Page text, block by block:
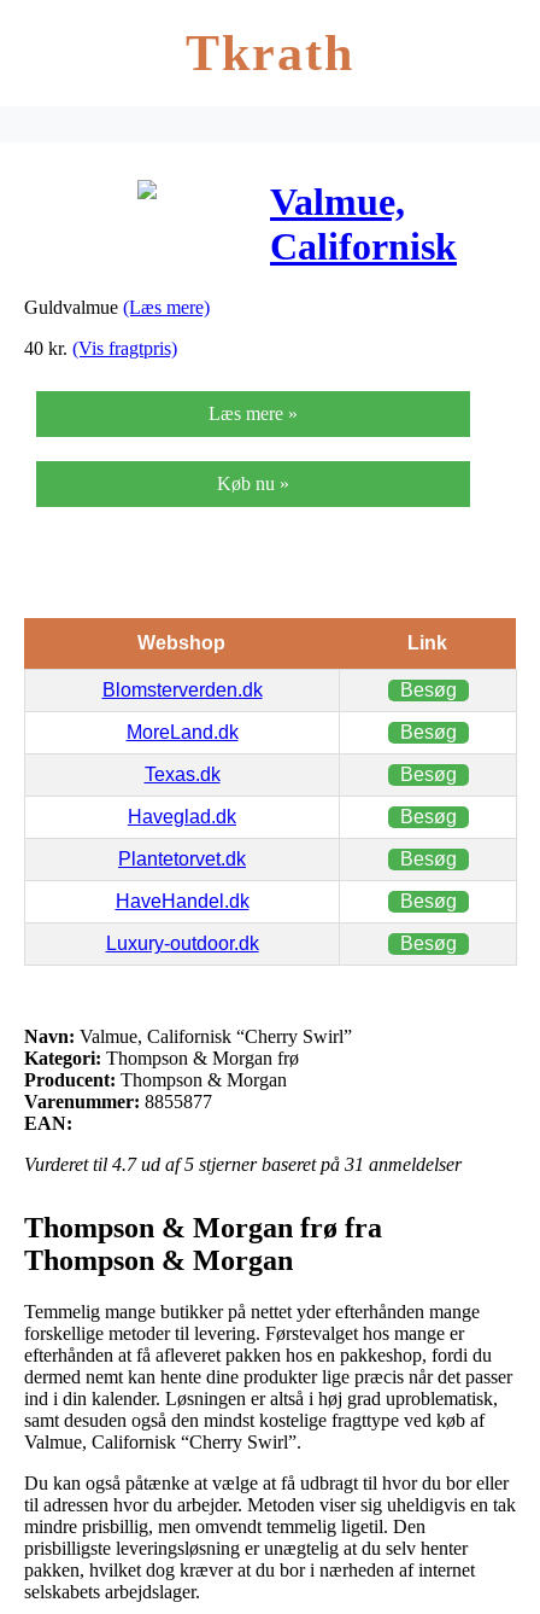
Tkrath
Valmue,
Californisk
Guldvalmue (Læs mere)
40 kr. (Vis fragtpris)
Læs mere »
Køb nu »
Webshop Link
Blomsterverden.dk Besøg
MoreLand.dk Besøg
Texas.dk Besøg
Haveglad.dk Besøg
Plantetorvet.dk Besøg
HaveHandel.dk Besøg
Luxury-outdoor.dk Besøg
Navn: Valmue, Californisk “Cherry Swirl”
Kategori: Thompson & Morgan frø
Producent: Thompson & Morgan
Varenummer: 8855877
EAN:
Vurderet til 4.7ud af 5 stjerner baseret på 31 anmeldelser
Thompson & Morgan frø fra
Thompson & Morgan
Temmelig mange butikker på nettet yder efterhånden mange
forskellige metoder til levering. Førstevalget hos mange er
efterhånden at få afleveret pakken hos en pakkeshop, fordi du
dermed nemt kan hente dine produkter lige præcis når det passer
ind i din kalender. Løsningen er altså i høj grad uproblematisk,
samt desuden også den mindst kostelige fragttype ved køb af
Valmue, Californisk “Cherry Swirl”.
Du kan også påtænke at vælge at få udbragt til hvor du bor eller
til adressen hvor du arbejder. Metoden viser sig uheldigvis en tak
mindre prisbillig, men omvendt temmelig ligetil. Den
prisbilligste leveringsløsning er unægtelig at du selv henter
pakken, hvilket dog kræver at du bor i nærheden af internet
selskabets arbejdslager.